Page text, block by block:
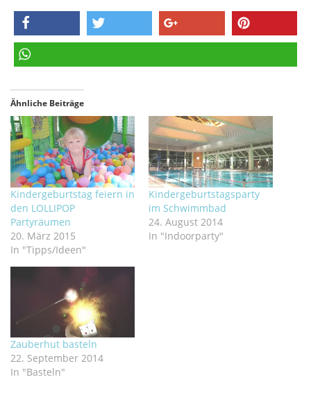
teilen
Ähnliche Beiträge
Kindergeburtstag feiern in
den LOLLIPOP
Partyräumen
20. März 2015
In "Tipps/Ideen"
Kindergeburtstagsparty
im Schwimmbad
24. August 2014
In "Indoorparty"
Zauberhut basteln
22. September 2014
In "Basteln"